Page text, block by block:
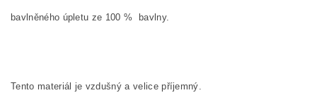
bavlněného úpletu ze 100 % bavlny.
Tento materiál je vzdušný a velice příjemný.